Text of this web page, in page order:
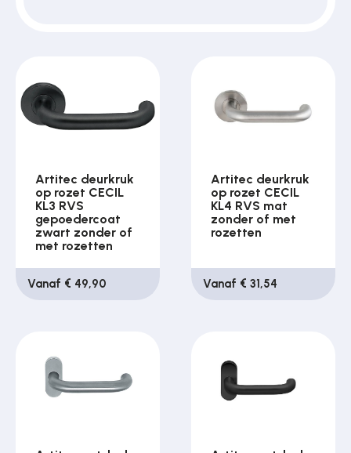
Artitec deurkruk
op rozet CECIL
KL3 RVS
gepoedercoat
zwart zonder of
met rozetten
Vanaf € 49,90
Artitec deurkruk
op rozet CECIL
KL4 RVS mat
zonder of met
rozetten
Vanaf € 31,54